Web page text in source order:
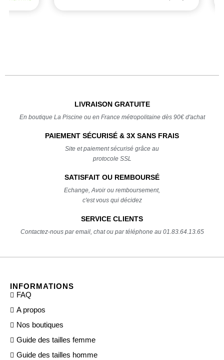
LIVRAISON GRATUITE
En boutique La Piscine ou en France métropolitaine dès 90€ d'achat
PAIEMENT SÉCURISÉ & 3X SANS FRAIS
Site et paiement sécurisé grâce au
protocole SSL
SATISFAIT OU REMBOURSÉ
Echange, Avoir ou remboursement,
c'est vous qui décidez
SERVICE CLIENTS
Contactez-nous par email, chat ou par téléphone au 01.83.64.13.65
INFORMATIONS
FAQ
A propos
Nos boutiques
Guide des tailles femme
Guide des tailles homme